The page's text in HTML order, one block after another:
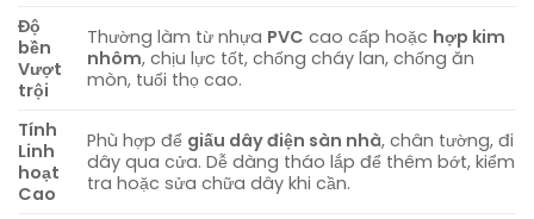
Độ
bền
Vượt
trội
Thường làm từ nhựa PVC cao cấp hoặc hợp kim
nhôm, chịu lực tốt, chống cháy lan, chống ăn
mòn, tuổi thọ cao.
Tính
Linh
hoạt
Cao
Phù hợp để giấu dây điện sàn nhà, chân tường, đi
dây qua cửa. Dễ dàng tháo lắp để thêm bớt, kiểm
tra hoặc sửa chữa dây khi cần.